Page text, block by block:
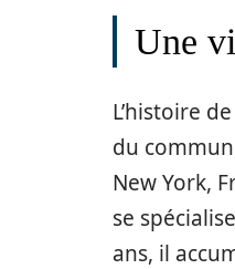
Une
L’histoire
du
New York,
se
ans, il